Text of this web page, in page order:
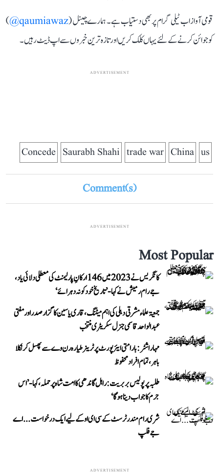
قومی آواز اب ٹیلی گرام پر بھی دستیاب ہے۔ ہمارے چینل (qaumiawaz@
)
کو جوائن کرنے کے لئے یہاں کلک کریں اور تازہ ترین خبروں سے اپ ڈیٹ رہیں۔
ADVERTISEMENT
us
China
trade war
Saurabh Shahi
Concede
Comment(s)
ADVERTISEMENT
Most Popular
کانگریس نے 2023 میں 146 ارکانِ پارلیمنٹ کی معطلی دلائی یاد،
جے رام رمیش نے کہا- ’تاریخ خود کو نہ دہرائے‘
جمعیۃ علماء مشرقی دہلی کی اہم میٹنگ، قاری یاسین کا گزار صدر اور مفتی
عبد الواحد قاسمی جنرل سکریٹری منتخب
مہاراشٹر: بارامتی ایئرپورٹ پر ٹرینر طیارہ رن وے سے پھسل کر نکلا
باہر، تمام افراد محفوظ
طلبہ پر پولیس بربریت: راہل گاندھی کا امت شاہ پر حملہ، کہا- ’اس
جرم کا جواب دینا ہوگا‘
شری رام مندر ٹرسٹ کے سی ای او کے لیے ایک درخواست...اے
جے فلپ
ADVERTISEMENT